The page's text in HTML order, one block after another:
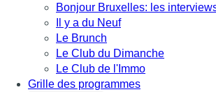
Bonjour Bruxelles: les
Il y a du Neuf
Le Brunch
Le Club du Dimanche
Le Club de l'Immo
Grille des programmes